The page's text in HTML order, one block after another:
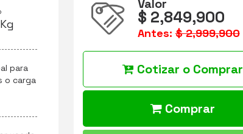
para
o carga
Valor
$ 2,849,900
Antes:$ 2,999,900
Cotizar o Comprar
Comprar